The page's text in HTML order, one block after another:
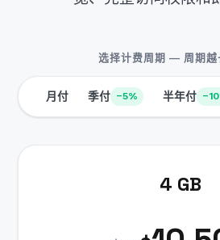
选择计费周期 — 周期越
月付 季付 −5% 半年付
4 GB